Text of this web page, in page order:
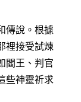
傳說。根據
裡接受試煉
閻王、判官
些神靈祈求